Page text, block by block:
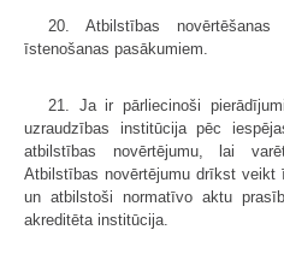
20. Atbilstības
īstenošanas pasākumiem.
21. Ja ir pārliecinoši
uzraudzības institūcija pēc
atbilstības novērtējumu, lai
Atbilstības novērtējumu drīkst veikt
un atbilstoši normatīvo aktu
akreditēta institūcija.